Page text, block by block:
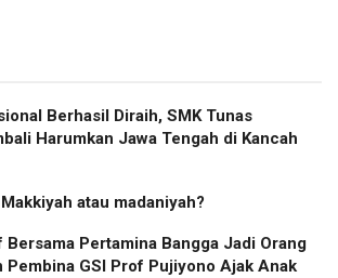
Berhasil Diraih, SMK Tunas
Harumkan Jawa Tengah di Kancah
atau madaniyah?
Pertamina Bangga Jadi Orang
Pembina GSI Prof Pujiyono Ajak Anak